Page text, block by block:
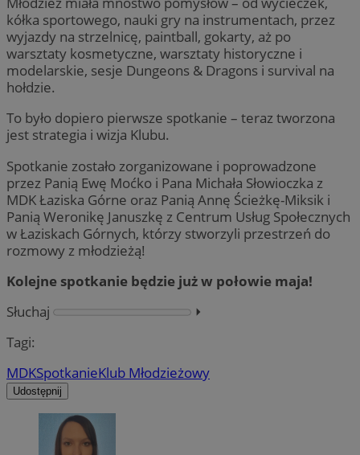
kółka sportowego, nauki gry na instrumentach, przez
wyjazdy na strzelnicę, paintball, gokarty, aż po
warsztaty kosmetyczne, warsztaty historyczne i
modelarskie, sesje Dungeons & Dragons i survival na
hołdzie.
To było dopiero pierwsze spotkanie – teraz tworzona
jest strategia i wizja Klubu.
Spotkanie zostało zorganizowane i poprowadzone
przez Panią Ewę Moćko i Pana Michała Słowioczka z
MDK Łaziska Górne oraz Panią Annę Ścieżkę-Miksik i
Panią Weronikę Januszkę z Centrum Usług Społecznych
w Łaziskach Górnych, którzy stworzyli przestrzeń do
rozmowy z młodzieżą!
Kolejne spotkanie będzie już w połowie maja!
Słuchaj
⏵︎
Tagi:
MDKSpotkanieKlub Młodzieżowy
Udostępnij